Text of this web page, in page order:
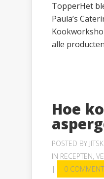
TopperHet
Paula’s
alle
Hoe
POSTED BY
IN RECEPTEN,
|
0